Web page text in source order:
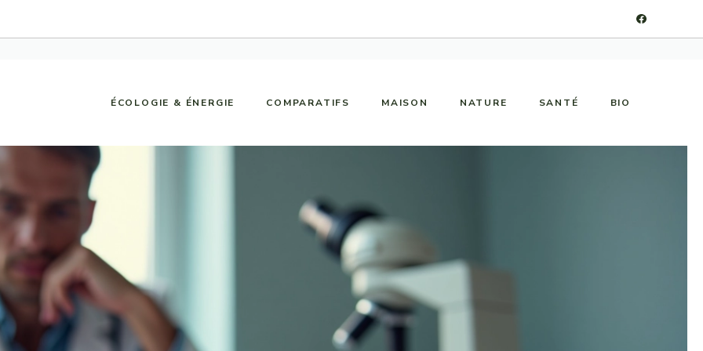
ÉCOLOGIE & ÉNERGIE COMPARATIFS MAISON NATURE SANTÉ BIO